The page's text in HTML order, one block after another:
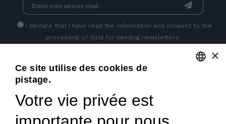
I declare that I have read the information and consent to the
processing of data for sending newsletters.
×
Ce site utilise des cookies de
pistage.
Votre vie privée est